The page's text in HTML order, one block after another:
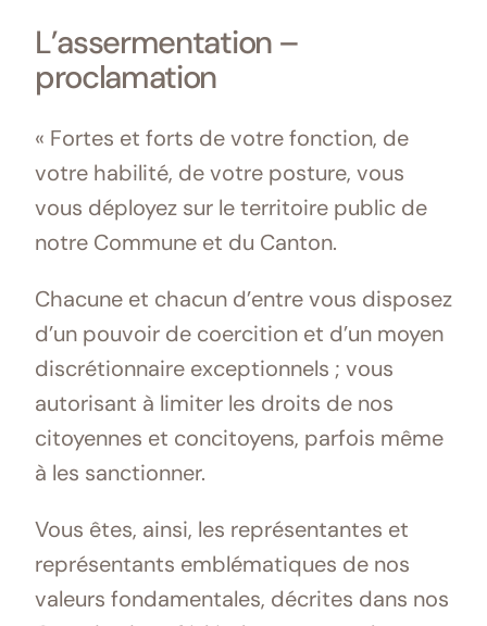
L’assermentation –
proclamation
« Fortes et forts de votre fonction, de
votre habilité, de votre posture, vous
vous déployez sur le territoire public de
notre Commune et du Canton.
Chacune et chacun d’entre vous disposez
d’un pouvoir de coercition et d’un moyen
discrétionnaire exceptionnels ; vous
autorisant à limiter les droits de nos
citoyennes et concitoyens, parfois même
à les sanctionner.
Vous êtes, ainsi, les représentantes et
représentants emblématiques de nos
valeurs fondamentales, décrites dans nos